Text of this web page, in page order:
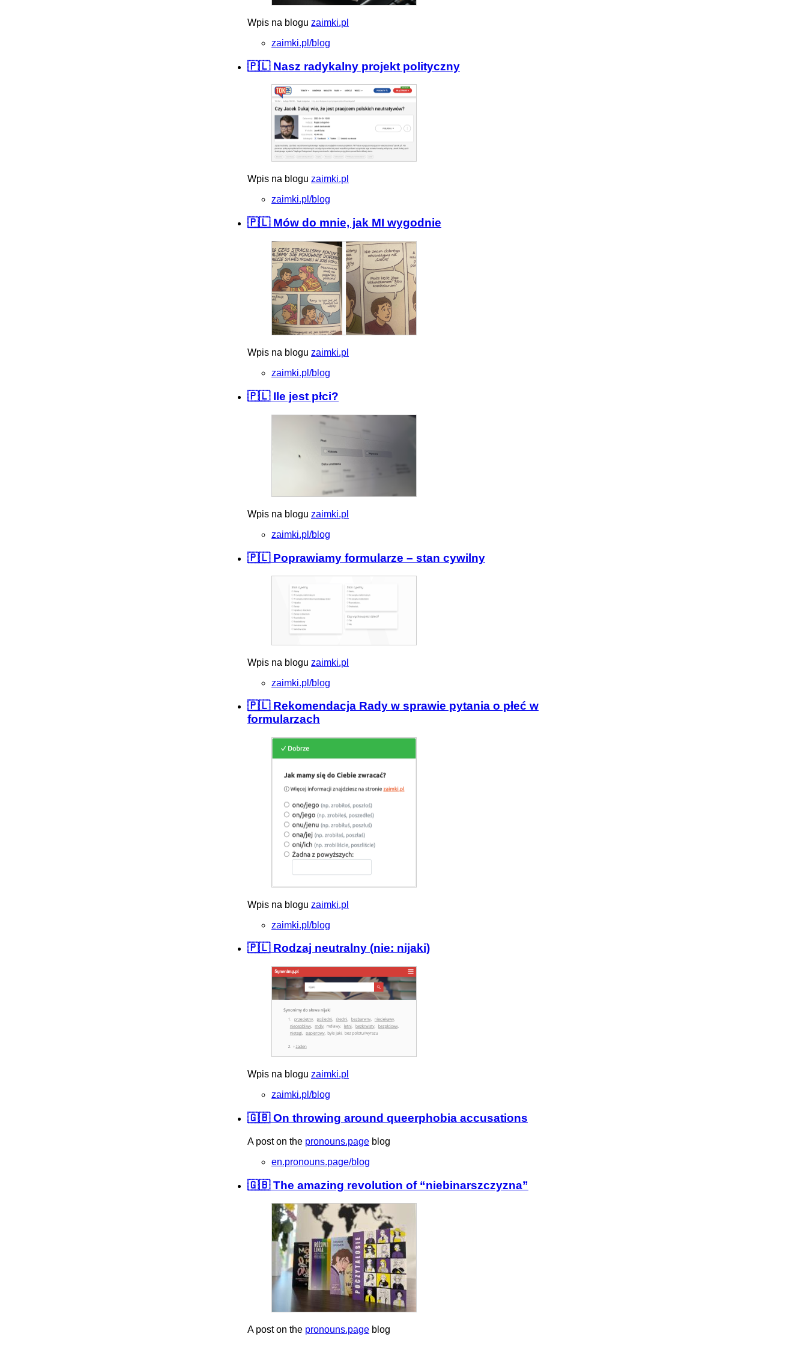
Wpis na blogu zaimki.pl
zaimki.pl/blog
🇵🇱 Nasz radykalny projekt polityczny
Wpis na blogu zaimki.pl
zaimki.pl/blog
🇵🇱 Mów do mnie, jak MI wygodnie
Wpis na blogu zaimki.pl
zaimki.pl/blog
🇵🇱 Ile jest płci?
Wpis na blogu zaimki.pl
zaimki.pl/blog
🇵🇱 Poprawiamy formularze – stan cywilny
Wpis na blogu zaimki.pl
zaimki.pl/blog
🇵🇱 Rekomendacja Rady w sprawie pytania o płeć w
formularzach
Wpis na blogu zaimki.pl
zaimki.pl/blog
🇵🇱 Rodzaj neutralny (nie: nijaki)
Wpis na blogu zaimki.pl
zaimki.pl/blog
🇬🇧 On throwing around queerphobia accusations
A post on the pronouns.page blog
en.pronouns.page/blog
🇬🇧 The amazing revolution of “niebinarszczyzna”
A post on the pronouns.page blog